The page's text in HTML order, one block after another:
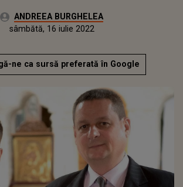
Autor:ANDREEA BURGHELEA
2020
Actualizat:
sâmbătă, 16 iulie 2022
ne ca sursă preferată în Google